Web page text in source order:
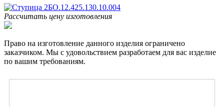
Рассчитать цену изготовления
Право на изготовление данного изделия ограничено
заказчиком. Мы с удовольствием разработаем для вас изделие
по вашим требованиям.